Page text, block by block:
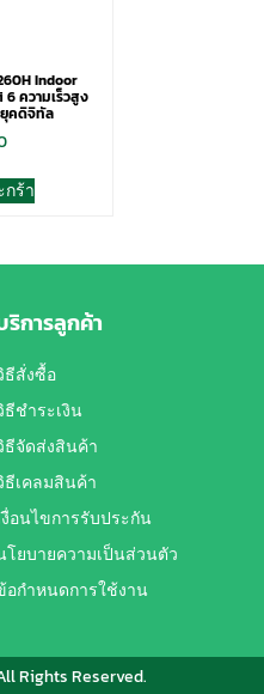
Indoor
ความเร็วสูง
คดิจิทัล
ร้า
ริการลูกค้า
ธีสั่งซื้อ
ธีชำระเงิน
ธีจัดส่งสินค้า
ธีเคลมสินค้า
งื่อนไขการรับประกัน
โยบายความเป็นส่วนตัว
อกำหนดการใช้งาน
Rights Reserved.